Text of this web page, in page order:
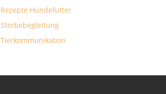
Rezepte Hundefutter
Sterbebegleitung
Tierkommunikation